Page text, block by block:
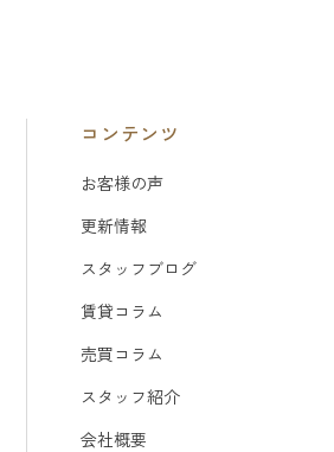
コンテンツ
お客様の声
更新情報
スタッフブログ
賃貸コラム
売買コラム
スタッフ紹介
会社概要